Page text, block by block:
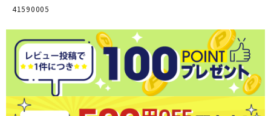
41590005